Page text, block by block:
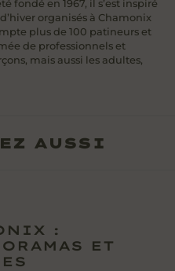
fondé en 1967, il s’est inspiré
organisés à Chamonix
plus de 100 patineurs et
de professionnels et
mais aussi les adultes,
AUSSI
:
ET